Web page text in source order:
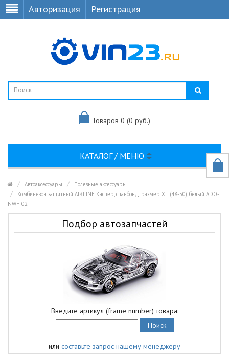
Авторизация Регистрация
Товаров 0 (0 руб.)
КАТАЛОГ / МЕНЮ
Автоаксессуары
Полезные аксессуары
Комбинезон защитный AIRLINE Каспер, спанбонд, размер XL (48-50), белый АDO-
NWF-02
Подбор автозапчастей
Введите артикул (frame number) товара:
или составьте запрос нашему менеджеру